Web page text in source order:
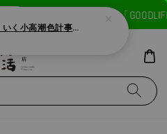
首次註冊輸入折扣碼「GOODLIFE」
好好閱讀T｜いくいく小高潮色計事務所X好好生活書店聯名款